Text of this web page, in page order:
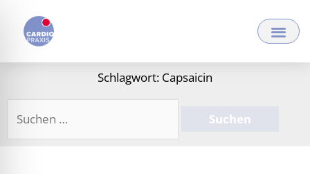
Inhalt
springen
Schlagwort: Capsaicin